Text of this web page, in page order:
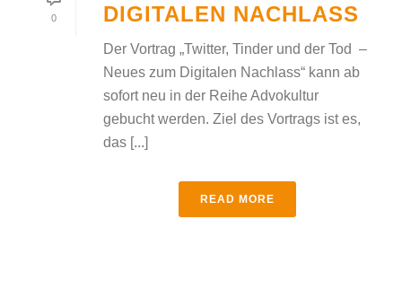
0
DIGITALEN NACHLASS
Der Vortrag „Twitter, Tinder und der Tod –
Neues zum Digitalen Nachlass“ kann ab
sofort neu in der Reihe Advokultur
gebucht werden. Ziel des Vortrags ist es,
das [...]
READ MORE